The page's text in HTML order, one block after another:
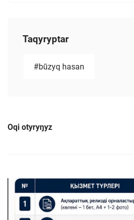
Taqyryptar
#būzyq hasan
Oqi otyryŋyz